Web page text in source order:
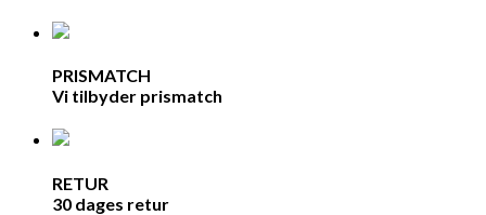
PRISMATCH
Vi tilbyder prismatch
RETUR
30 dages retur